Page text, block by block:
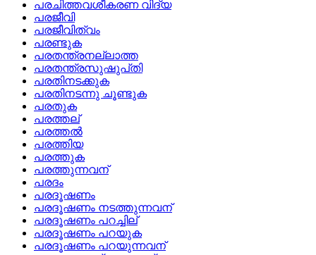
പരചിത്തവശീകരണ വിദ്യ
പരജീവി
പരജീവിത്വം
പരണ്ടുക
പരതന്ത്രനല്ലാത്ത
പരതന്ത്രസുഷുപ്‌തി
പരതിനടക്കുക
പരതിനടന്നു ചൂണ്ടുക
പരതുക
പരത്തല്
പരത്തല്‍
പരത്തിയ
പരത്തുക
പരത്തുന്നവന്
പരദം
പരദൂഷണം
പരദൂഷണം നടത്തുന്നവന്
പരദൂഷണം പറച്ചില്
പരദൂഷണം പറയുക
പരദൂഷണം പറയുന്നവന്